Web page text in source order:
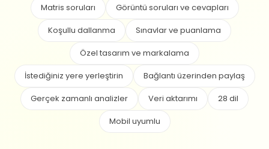
Matris soruları
Görüntü soruları ve cevapları
Koşullu dallanma
Sınavlar ve puanlama
Özel tasarım ve markalama
İstediğiniz yere yerleştirin
Bağlantı üzerinden paylaş
Gerçek zamanlı analizler
Veri aktarımı
28 dil
Mobil uyumlu